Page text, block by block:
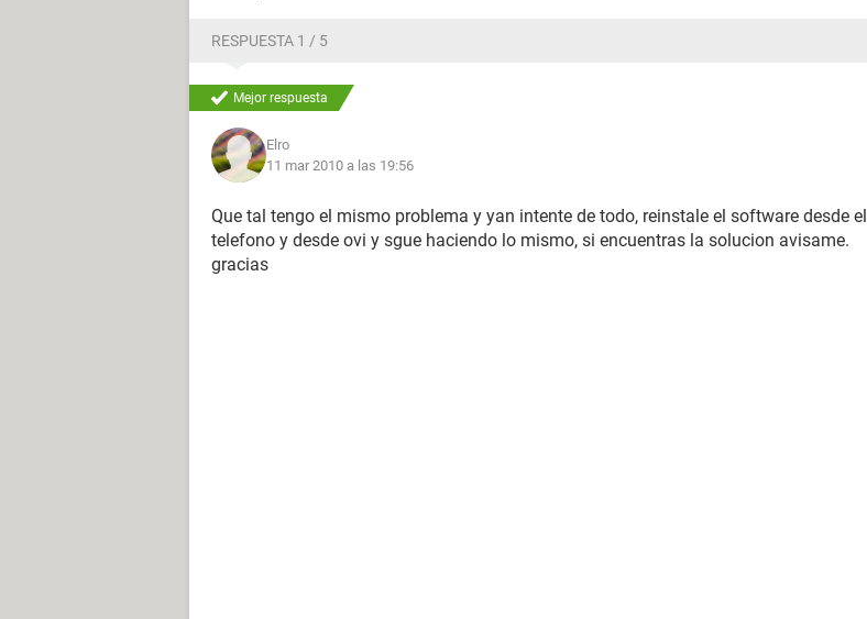
RESPUESTA 1 / 5
Mejor respuesta
Elro
11 mar 2010 a las 19:56
Que tal tengo el mismo problema y yan intente de todo, reinstale el software desde el
telefono y desde ovi y sgue haciendo lo mismo, si encuentras la solucion avisame.
gracias